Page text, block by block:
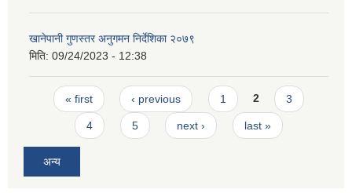
खानेपानी गुणस्तर अनुगमन निर्देशिका २०७९
मिति: 09/24/2023 - 12:38
Pages
« first ‹ previous 1 2 3
4 5 next › last »
अन्य